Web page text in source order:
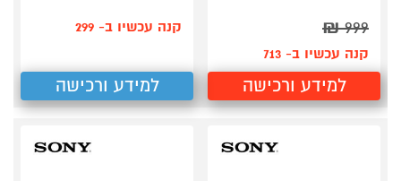
999
₪
קנה עכשיו ב- 713
למידע ורכישה
קנה עכשיו ב- 299
למידע ורכישה